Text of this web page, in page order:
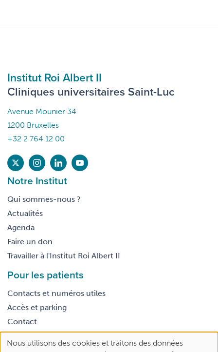
Institut Roi Albert II
Cliniques universitaires Saint-Luc
Avenue Mounier 34
1200 Bruxelles
+32 2 764 12 00
Notre Institut
Qui sommes-nous ?
Actualités
Agenda
Faire un don
Travailler à l'Institut Roi Albert II
Pour les patients
Contacts et numéros utiles
Accès et parking
Contact
Footer
Use
Nous utilisons des cookies et traitons des données